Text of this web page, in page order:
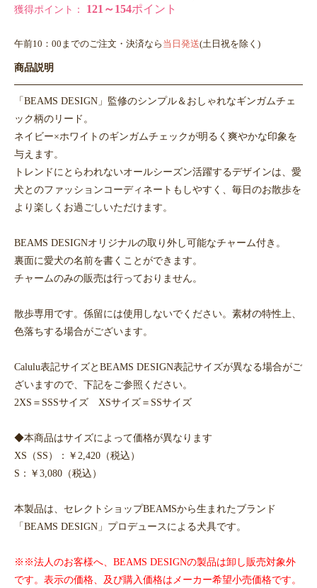
獲得ポイント： 121～154ポイント
午前10：00までのご注文・決済なら 当日発送(土日祝を除く)
商品説明
「BEAMS DESIGN」監修のシンプル＆おしゃれなギンガムチェ
ック柄のリード。
ネイビー×ホワイトのギンガムチェックが明るく爽やかな印象を
与えます。
トレンドにとらわれないオールシーズン活躍するデザインは、愛
犬とのファッションコーディネートもしやすく、毎日のお散歩を
より楽しくお過ごしいただけます。
BEAMS DESIGNオリジナルの取り外し可能なチャーム付き。
裏面に愛犬の名前を書くことができます。
チャームのみの販売は行っておりません。
散歩専用です。係留には使用しないでください。素材の特性上、
色落ちする場合がございます。
Calulu表記サイズとBEAMS DESIGN表記サイズが異なる場合がご
ざいますので、下記をご参照ください。
2XS＝SSSサイズ XSサイズ＝SSサイズ
◆本商品はサイズによって価格が異なります
XS（SS）：￥2,420（税込）
S：￥3,080（税込）
本製品は、セレクトショップBEAMSから生まれたブランド
「BEAMS DESIGN」プロデュースによる犬具です。
※※法人のお客様へ、BEAMS DESIGNの製品は卸し販売対象外
です。表示の価格、及び購入価格はメーカー希望小売価格です。